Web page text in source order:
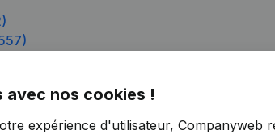
avec nos cookies !
expérience d'utilisateur, Companyweb